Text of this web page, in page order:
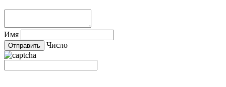
Имя
Число